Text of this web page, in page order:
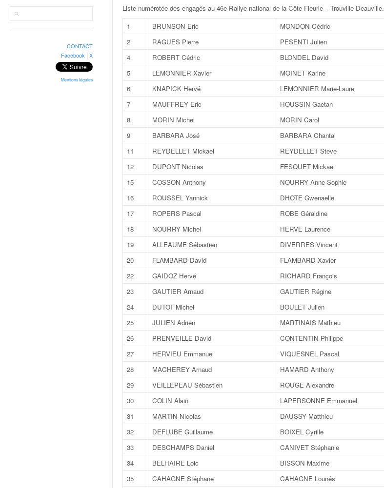
CONTACT
Facebook | X
Mentions légales
Liste numérotée des engagés au 46e Rallye national de la Côte Fleurie – Trouville Deauville.
1
BRUNSON Eric MONDON Cédric
2
RAGUES Pierre PESENTI Julien
4
ROBERT Cédric BLONDEL David
5
LEMONNIER Xavier MOINET Karine
6
KNAPICK Hervé LEMONNIER Marie-Laure
7
MAUFFREY Eric HOUSSIN Gaetan
8
MORIN Michel MORIN Carol
9
BARBARA José BARBARA Chantal
11
REYDELLET Mickael REYDELLET Steve
12
DUPONT Nicolas FESQUET Mickael
15
COSSON Anthony NOURRY Anne-Sophie
16
ROUSSEL Yannick DHOTE Gwenaelle
17
ROPERS Pascal ROBE Géraldine
18
NOURRY Michel HERVE Laurence
19
ALLEAUME Sébastien DIVERRES Vincent
20
FLAMBARD David FLAMBARD Xavier
22
GAIDOZ Hervé RICHARD François
23
GAUTIER Arnaud GAUTIER Régine
24
DUTOT Michel BOULET Julien
25
JULIEN Adrien MARTINAIS Mathieu
26
PRENVEILLE David CONTENTIN Philippe
27
HERVIEU Emmanuel VIQUESNEL Pascal
28
MACHEREY Arnaud HAMARD Anthony
29
VEILLEPEAU Sébastien ROUGE Alexandre
30
COLIN Alain LAPERSONNE Emmanuel
31
MARTIN Nicolas DAUSSY Matthieu
32
DEFLUBE Guillaume BOIXEL Cyrille
33
DESCHAMPS Daniel CANIVET Stéphanie
34
BELHAIRE Loic BISSON Maxime
35
CAHAGNE Stéphane CAHAGNE Lounés